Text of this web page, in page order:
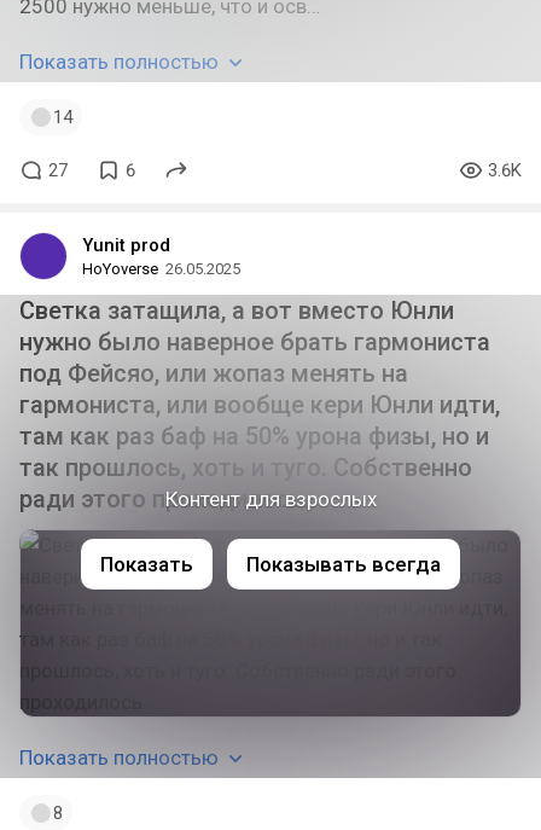
2500 нужно меньше, что и осв…
Показать полностью
14
27 6 3.6K
Yunit prod
HoYoverse 26.05.2025
Светка затащила, а вот вместо Юнли
нужно было наверное брать гармониста
под Фейсяо, или жопаз менять на
гармониста, или вообще кери Юнли идти,
там как раз баф на 50% урона физы, но и
так прошлось, хоть и туго. Собственно
ради этого проходилось.
Показать полностью
Контент для взрослых
Показать Показывать всегда
8